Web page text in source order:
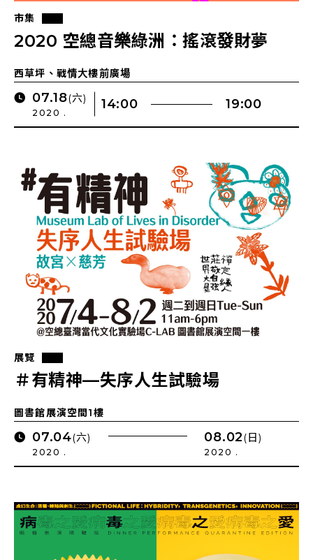
市集
2020 空總音樂綠洲：搖滾發財夢
西草坪、戰情大樓前廣場
07.18(六)
2020 .
14:00 19:00
展覽
＃有精神—失序人生試驗場
圖書館展演空間1樓
07.04(六)
2020 .
08.02(日)
2020 .